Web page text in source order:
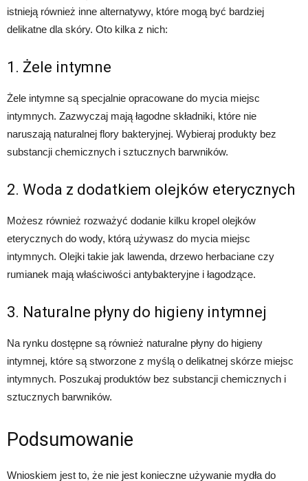
istnieją również inne alternatywy, które mogą być bardziej
delikatne dla skóry. Oto kilka z nich:
1. Żele intymne
Żele intymne są specjalnie opracowane do mycia miejsc
intymnych. Zazwyczaj mają łagodne składniki, które nie
naruszają naturalnej flory bakteryjnej. Wybieraj produkty bez
substancji chemicznych i sztucznych barwników.
2. Woda z dodatkiem olejków eterycznych
Możesz również rozważyć dodanie kilku kropel olejków
eterycznych do wody, którą używasz do mycia miejsc
intymnych. Olejki takie jak lawenda, drzewo herbaciane czy
rumianek mają właściwości antybakteryjne i łagodzące.
3. Naturalne płyny do higieny intymnej
Na rynku dostępne są również naturalne płyny do higieny
intymnej, które są stworzone z myślą o delikatnej skórze miejsc
intymnych. Poszukaj produktów bez substancji chemicznych i
sztucznych barwników.
Podsumowanie
Wnioskiem jest to, że nie jest konieczne używanie mydła do